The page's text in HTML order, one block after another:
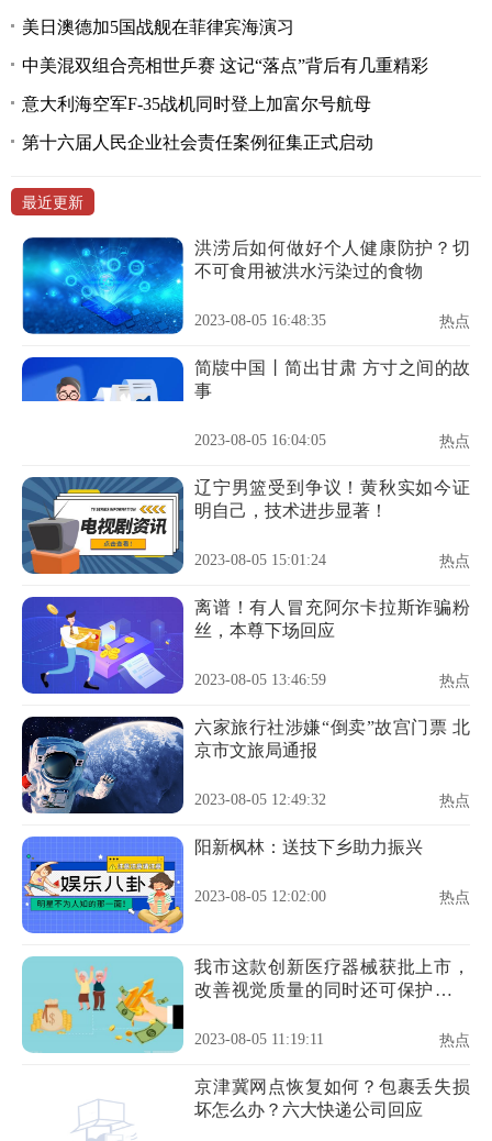
美日澳德加5国战舰在菲律宾海演习
中美混双组合亮相世乒赛 这记“落点”背后有几重精彩
意大利海空军F-35战机同时登上加富尔号航母
第十六届人民企业社会责任案例征集正式启动
最近更新
洪涝后如何做好个人健康防护？切
不可食用被洪水污染过的食物
2023-08-05 16:48:35 热点
简牍中国丨简出甘肃 方寸之间的故
事
2023-08-05 16:04:05 热点
辽宁男篮受到争议！黄秋实如今证
明自己，技术进步显著！
2023-08-05 15:01:24 热点
离谱！有人冒充阿尔卡拉斯诈骗粉
丝，本尊下场回应
2023-08-05 13:46:59 热点
六家旅行社涉嫌“倒卖”故宫门票 北
京市文旅局通报
2023-08-05 12:49:32 热点
阳新枫林：送技下乡助力振兴
2023-08-05 12:02:00 热点
我市这款创新医疗器械获批上市，
改善视觉质量的同时还可保护角膜
2023-08-05 11:19:11 热点
京津冀网点恢复如何？包裹丢失损
坏怎么办？六大快递公司回应